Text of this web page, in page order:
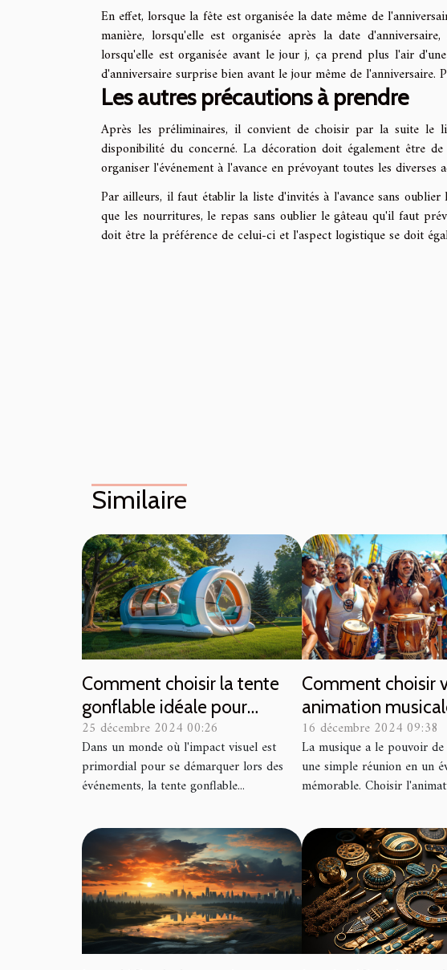
En effet, lorsque la fête est organisée la date même de
manière, lorsqu'elle est organisée après la date
lorsqu'elle est organisée avant le jour j, ça prend plus l'air
d'anniversaire surprise bien avant le jour même de l'anniversaire.
Les autres précautions à prendre
Après les préliminaires, il convient de choisir par la suite
disponibilité du concerné. La décoration doit également être
organiser l'événement à l'avance en prévoyant toutes les
Par ailleurs, il faut établir la liste d'invités à l'avance sans
que les nourritures, le repas sans oublier le gâteau qu'il faut
doit être la préférence de celui-ci et l'aspect logistique se doit
Similaire
Comment choisir la tente
gonflable idéale pour
booster votre visibilité
événementielle
25 décembre 2024 00:26
Dans un monde où l'impact visuel est
primordial pour se démarquer lors des
événements, la tente gonflable...
Comment choisir
animation
des événements
16 décembre 2024 09:38
La musique a le pouvoir
une simple réunion en un
mémorable. Choisir